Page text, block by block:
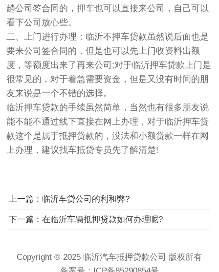
趟公司签合同的，押车也可以直接来公司，自己可以
看下公司放心些。
二、上门进行办理：临沂不押车贷款虽然说后面也是
要来公司签合同的，但是也可以先上门收资料出额
度，等额度出来了再来公司;对于临沂押车贷款上门是
很常见的，对于着急需要资金，但是又没有时间的朋
友来说是一个不错的选择。
临沂押车贷款的手续虽然简单，当然也有很多朋友说
能不能不通过线下直接在网上办理，对于临沂押车贷
款这个是属于抵押贷款的，没法和小额贷款一样在网
上办理，建议找车抵贷专员先了解清楚!
上一篇：临沂车贷公司的利和弊?
下一篇：在临沂车辆抵押贷款如何办理呢?
Copyright © 2025 临沂汽车抵押贷款公司 版权所有